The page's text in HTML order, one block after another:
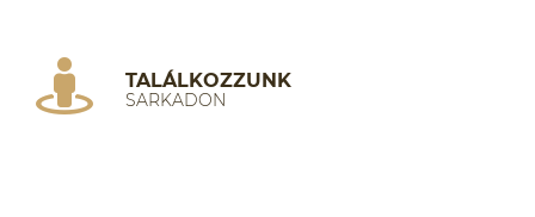
TALÁLKOZZUNK
SARKADON